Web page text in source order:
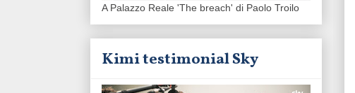
A Palazzo Reale 'The breach' di Paolo Troilo
Kimi testimonial Sky